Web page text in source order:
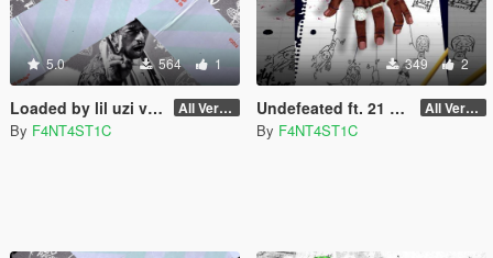
5.0 564 1
Loaded by lil uzi vert loading screen music All Versions
By F4NT4ST1C
349 2
Undefeated ft. 21 savage Loading Screen Music All Versions
By F4NT4ST1C